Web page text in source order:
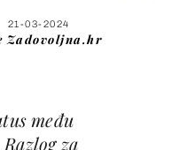
21-03-2024
Zadovoljna.hr
među
za